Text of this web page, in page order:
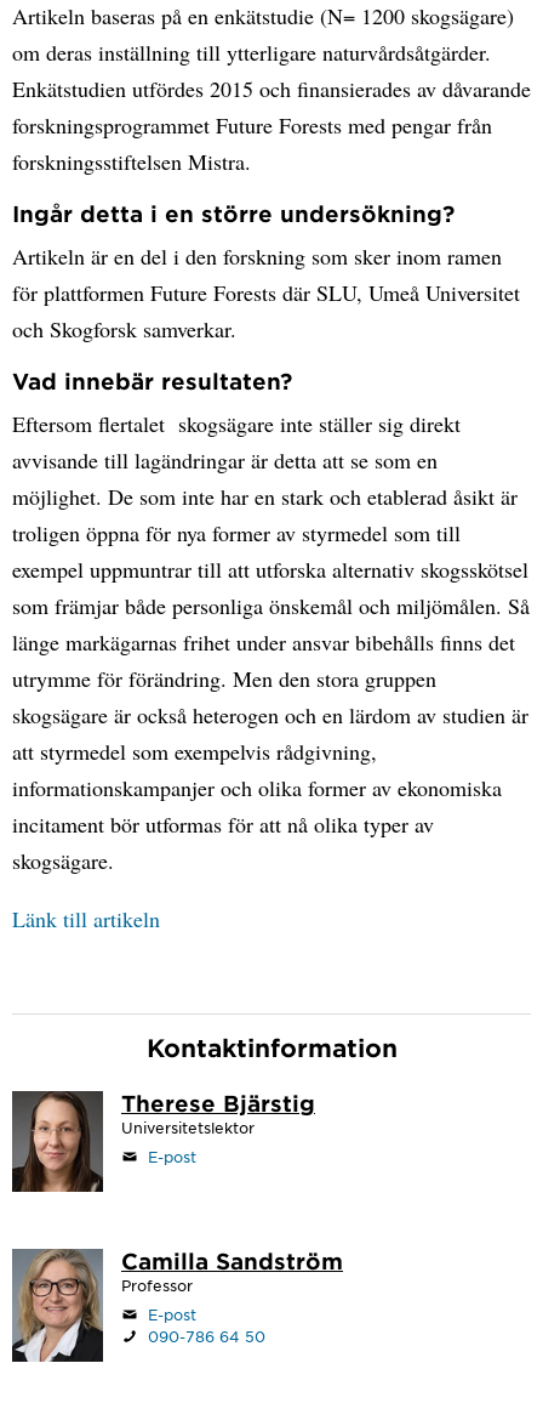
Artikeln baseras på en enkätstudie (N= 1200 skogsägare)
om deras inställning till ytterligare naturvårdsåtgärder.
Enkätstudien utfördes 2015 och finansierades av dåvarande
forskningsprogrammet Future Forests med pengar från
forskningsstiftelsen Mistra.
Ingår detta i en större undersökning?
Artikeln är en del i den forskning som sker inom ramen
för plattformen Future Forests där SLU, Umeå Universitet
och Skogforsk samverkar.
Vad innebär resultaten?
Eftersom flertalet skogsägare inte ställer sig direkt
avvisande till lagändringar är detta att se som en
möjlighet. De som inte har en stark och etablerad åsikt är
troligen öppna för nya former av styrmedel som till
exempel uppmuntrar till att utforska alternativ skogsskötsel
som främjar både personliga önskemål och miljömålen. Så
länge markägarnas frihet under ansvar bibehålls finns det
utrymme för förändring. Men den stora gruppen
skogsägare är också heterogen och en lärdom av studien är
att styrmedel som exempelvis rådgivning,
informationskampanjer och olika former av ekonomiska
incitament bör utformas för att nå olika typer av
skogsägare.
Länk till artikeln
Kontaktinformation
Therese Bjärstig
Universitetslektor
E-post
Camilla Sandström
Professor
E-post
090-786 64 50